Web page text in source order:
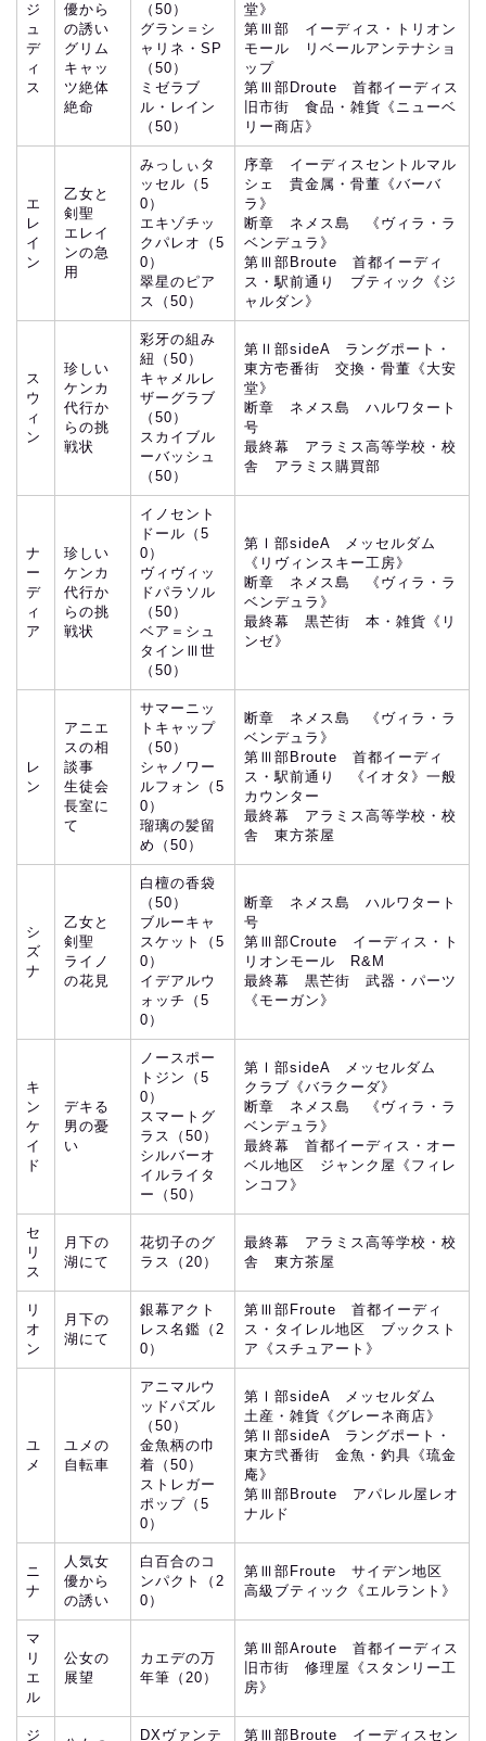
ジ
ュ
デ
ィ
ス
優から
の誘い
グリム
キャッ
ツ絶体
絶命
（50）
グラン＝シ
ャリネ・SP
（50）
ミゼラブ
ル・レイン
（50）
堂》
第Ⅲ部 イーディス・トリオン
モール リベールアンテナショ
ップ
第Ⅲ部Droute 首都イーディス
旧市街 食品・雑貨《ニューベ
リー商店》
エ
レ
イ
ン
乙女と
剣聖
エレイ
ンの急
用
みっしぃタ
ッセル（5
0）
エキゾチッ
クパレオ（5
0）
翠星のピア
ス（50）
序章 イーディスセントルマル
シェ 貴金属・骨董《バーバ
ラ》
断章 ネメス島 《ヴィラ・ラ
ベンデュラ》
第Ⅲ部Broute 首都イーディ
ス・駅前通り ブティック《ジ
ャルダン》
ス
ウ
ィ
ン
珍しい
ケンカ
代行か
らの挑
戦状
彩牙の組み
紐（50）
キャメルレ
ザーグラブ
（50）
スカイブル
ーバッシュ
（50）
第Ⅱ部sideA ラングポート・
東方壱番街 交換・骨董《大安
堂》
断章 ネメス島 ハルワタート
号
最終幕 アラミス高等学校・校
舎 アラミス購買部
ナ
ー
デ
ィ
ア
珍しい
ケンカ
代行か
らの挑
戦状
イノセント
ドール（5
0）
ヴィヴィッ
ドパラソル
（50）
ベア＝シュ
タインⅢ世
（50）
第Ⅰ部sideA メッセルダム
《リヴィンスキー工房》
断章 ネメス島 《ヴィラ・ラ
ベンデュラ》
最終幕 黒芒街 本・雑貨《リ
ンゼ》
レ
ン
アニエ
スの相
談事
生徒会
長室に
て
サマーニッ
トキャップ
（50）
シャノワー
ルフォン（5
0）
瑠璃の髪留
め（50）
断章 ネメス島 《ヴィラ・ラ
ベンデュラ》
第Ⅲ部Broute 首都イーディ
ス・駅前通り 《イオタ》一般
カウンター
最終幕 アラミス高等学校・校
舎 東方茶屋
シ
ズ
ナ
乙女と
剣聖
ライノ
の花見
白檀の香袋
（50）
ブルーキャ
スケット（5
0）
イデアルウ
ォッチ（5
0）
断章 ネメス島 ハルワタート
号
第Ⅲ部Croute イーディス・ト
リオンモール R&M
最終幕 黒芒街 武器・パーツ
《モーガン》
キ
ン
ケ
イ
ド
デキる
男の憂
い
ノースポー
トジン（5
0）
スマートグ
ラス（50）
シルバーオ
イルライタ
ー（50）
第Ⅰ部sideA メッセルダム
クラブ《バラクーダ》
断章 ネメス島 《ヴィラ・ラ
ベンデュラ》
最終幕 首都イーディス・オー
ベル地区 ジャンク屋《フィレ
ンコフ》
セ
リ
ス
月下の
湖にて
花切子のグ
ラス（20）
最終幕 アラミス高等学校・校
舎 東方茶屋
リ
オ
ン
月下の
湖にて
銀幕アクト
レス名鑑（2
0）
第Ⅲ部Froute 首都イーディ
ス・タイレル地区 ブックスト
ア《スチュアート》
ユ
メ
ユメの
自転車
アニマルウ
ッドパズル
（50）
金魚柄の巾
着（50）
ストレガー
ポップ（5
0）
第Ⅰ部sideA メッセルダム
土産・雑貨《グレーネ商店》
第Ⅱ部sideA ラングポート・
東方弐番街 金魚・釣具《琉金
庵》
第Ⅲ部Broute アパレル屋レオ
ナルド
ニ
ナ
人気女
優から
の誘い
白百合のコ
ンパクト（2
0）
第Ⅲ部Froute サイデン地区
高級ブティック《エルラント》
マ
リ
エ
ル
公女の
展望
カエデの万
年筆（20）
第Ⅲ部Aroute 首都イーディス
旧市街 修理屋《スタンリー工
房》
ジ DXヴァンテ 第Ⅲ部Broute イーディスセン